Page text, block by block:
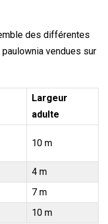
des différentes
vendues sur
Largeur
adulte
10 m
4 m
7 m
10 m